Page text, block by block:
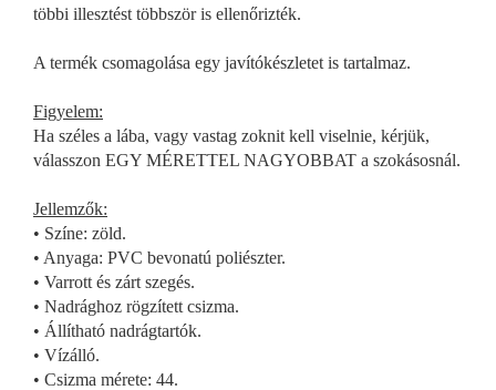
többi illesztést többször is ellenőrizték.
A termék csomagolása egy javítókészletet is tartalmaz.
Figyelem:
Ha széles a lába, vagy vastag zoknit kell viselnie, kérjük,
válasszon EGY MÉRETTEL NAGYOBBAT a szokásosnál.
Jellemzők:
• Színe: zöld.
• Anyaga: PVC bevonatú poliészter.
• Varrott és zárt szegés.
• Nadrághoz rögzített csizma.
• Állítható nadrágtartók.
• Vízálló.
• Csizma mérete: 44.